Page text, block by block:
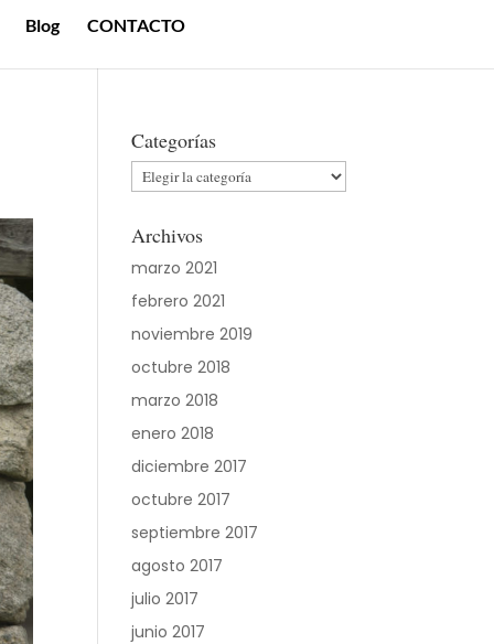
Blog CONTACTO
Categorías
Categorías
Archivos
marzo 2021
febrero 2021
noviembre 2019
octubre 2018
marzo 2018
enero 2018
diciembre 2017
octubre 2017
septiembre 2017
agosto 2017
julio 2017
junio 2017